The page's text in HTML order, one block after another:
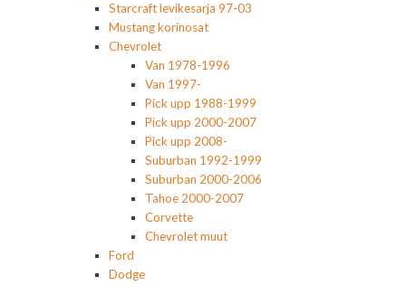
Starcraft levikesarja 97-03
Mustang korinosat
Chevrolet
Van 1978-1996
Van 1997-
Pick upp 1988-1999
Pick upp 2000-2007
Pick upp 2008-
Suburban 1992-1999
Suburban 2000-2006
Tahoe 2000-2007
Corvette
Chevrolet muut
Ford
Dodge